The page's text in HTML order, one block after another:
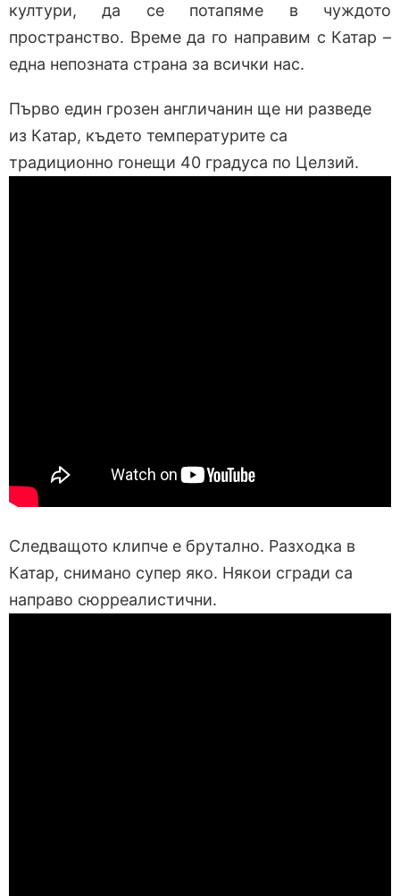
култури, да се потапяме в чуждото
пространство. Време да го направим с Катар –
една непозната страна за всички нас.
Първо един грозен англичанин ще ни разведе
из Катар, където температурите са
традиционно гонещи 40 градуса по Целзий.
Следващото клипче е брутално. Разходка в
Катар, снимано супер яко. Някои сгради са
направо сюрреалистични.